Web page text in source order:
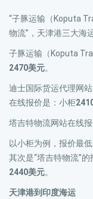
“子豚运输（Koputa
物流”，天津港三大海
子豚运输（Koputa
2470美元。
迪士国际货运代理网
在线报价是：小柜
塔吉特物流网站在线
以小柜为例，报价最
其次是“塔吉特物流”的
2440美元。
天津港到印度海运